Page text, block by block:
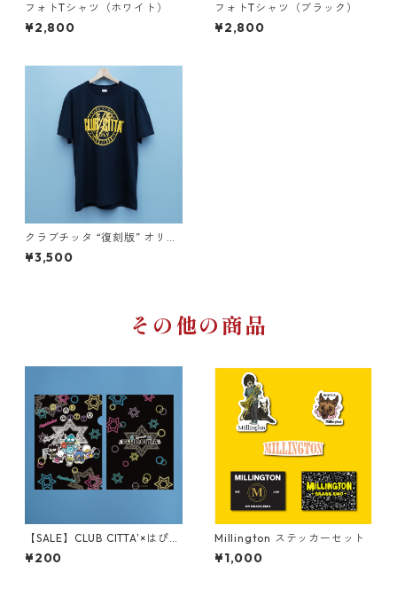
フォトTシャツ（ホワイト）
¥2,800
フォトTシャツ（ブラック）
¥2,800
クラブチッタ “復刻版” オリジ
ナルTシャツ
¥3,500
その他の商品
【SALE】CLUB CITTA'×はぴだ
んぶい クリアファイル
¥200
Millington ステッカーセット
¥1,000